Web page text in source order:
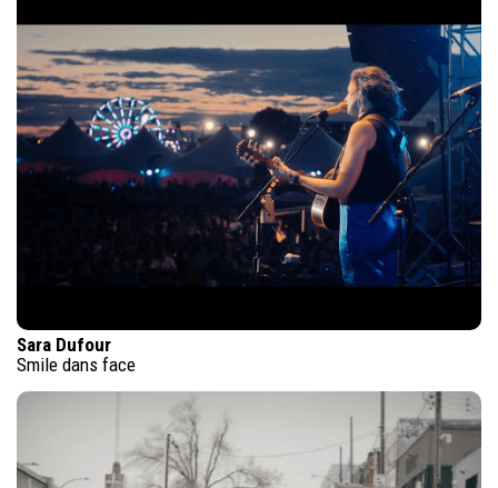
Sara Dufour
Smile dans face